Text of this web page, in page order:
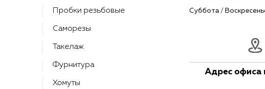
Суббота /
Адрес офиса
Пробки резьбовые
Саморезы
Такелаж
Фурнитура
Хомуты